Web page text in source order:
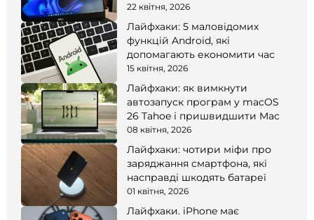
22 квітня, 2026
Лайфхаки: 5 маловідомих
функцій Android, які
допомагають економити час
15 квітня, 2026
Лайфхаки: як вимкнути
автозапуск програм у macOS
26 Tahoe і пришвидшити Mac
08 квітня, 2026
Лайфхаки: чотири міфи про
заряджання смартфона, які
насправді шкодять батареї
01 квітня, 2026
Лайфхаки. iPhone має